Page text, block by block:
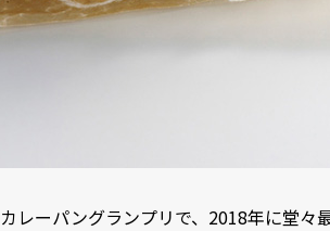
カレーパングランプリで、2018年に堂々